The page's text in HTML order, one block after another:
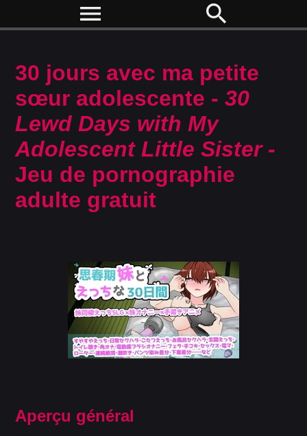
menu search
30 jours avec ma petite
sœur adolescente -30
Lewd Days with My
Adolescent Little Sister-
Jeu de pornographie
adulte gratuit
Aperçu général